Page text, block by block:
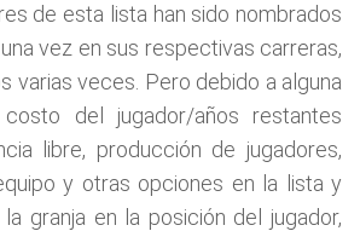
de esta lista han sido nombrados
vez en sus respectivas carreras,
varias veces. Pero debido a alguna
del jugador/años restantes
libre, producción de jugadores,
y otras opciones en la lista y
granja en la posición del jugador,